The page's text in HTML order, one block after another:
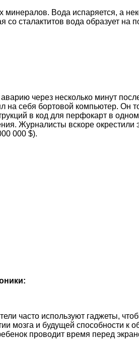
Вода испаряется, а
сталактитов вода образует на
через несколько минут
на себя бортовой компьютер. Он
в код для перфокарт в
Журналисты вскоре окрестили
000 $).
часто используют гаджеты,
мозга и будущей способности к
проводит время перед